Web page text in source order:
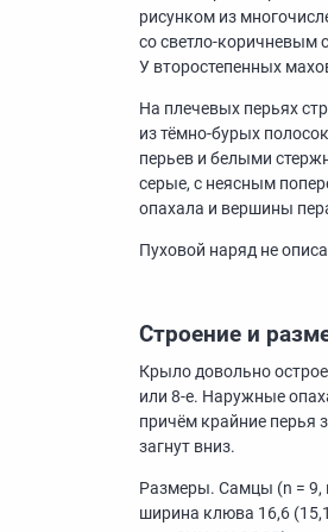
рисунком из
со светло-коричневым
У второстепенных
На плечевых перьях
из тёмно-бурых
перьев и белыми
серые, с неясным
опахала и вершины
Пуховой наряд не
Строение и
Крыло довольно
или 8-е. Наружные
причём крайние перья
загнут вниз.
Размеры. Самцы (n =
ширина клюва 16,6